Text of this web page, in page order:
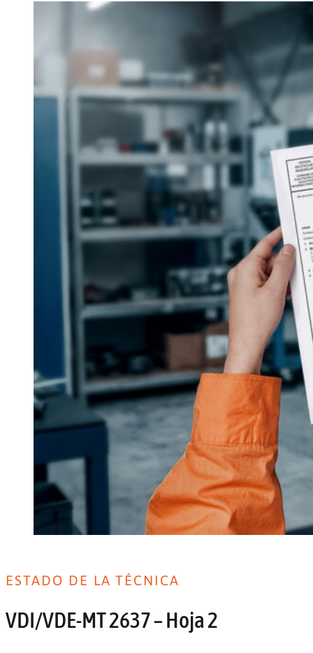
ESTADO DE LA TÉCNICA
VDI/VDE-MT 2637 – Hoja 2